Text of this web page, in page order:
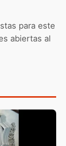
para este
abiertas al